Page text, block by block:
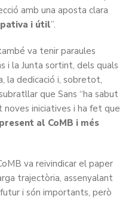
amb una aposta clara
i útil”.
va tenir paraules
i la Junta sortint, dels quals
la dedicació i, sobretot,
que Sans “ha sabut
noves iniciatives i ha fet que
al CoMB i més
va reivindicar el paper
trajectòria, assenyalant
i són importants, però